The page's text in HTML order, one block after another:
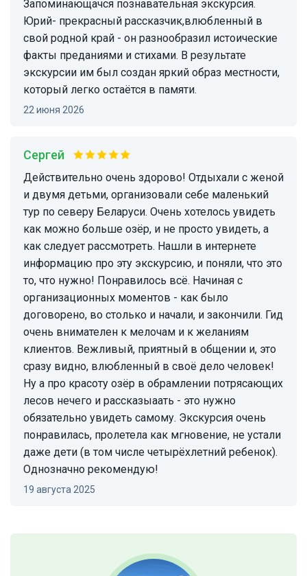
Запоминающачся познавательная экскурсия.
Юрий- прекрасный рассказчик,влюбленный в
свой родной край - он разнообразил истоические
факты преданиями и стихами. В результате
экскурсии им был создан яркий образ местности,
который легко остаётся в памяти.
22 июня 2026
Сергей
Действительно очень здорово! Отдыхали с женой
и двумя детьми, организовали себе маленький
тур по северу Беларуси. Очень хотелось увидеть
как можно больше озёр, и не просто увидеть, а
как следует рассмотреть. Нашли в интернете
информацию про эту экскурсию, и поняли, что это
то, что нужно! Понравилось всë. Начиная с
организационных моментов - как было
договорено, во столько и начали, и закончили. Гид
очень внимателен к мелочам и к желаниям
клиентов. Вежливый, приятный в общении и, это
сразу видно, влюбленный в своё дело человек!
Ну а про красоту озёр в обрамлении потрясающих
лесов нечего и рассказыаать - это нужно
обязательно увидеть самому. Экскурсия очень
понравилась, пролетела как мгновение, не устали
даже дети (в том числе четырёхлетний ребенок).
Однозначно рекомендую!
19 августа 2025